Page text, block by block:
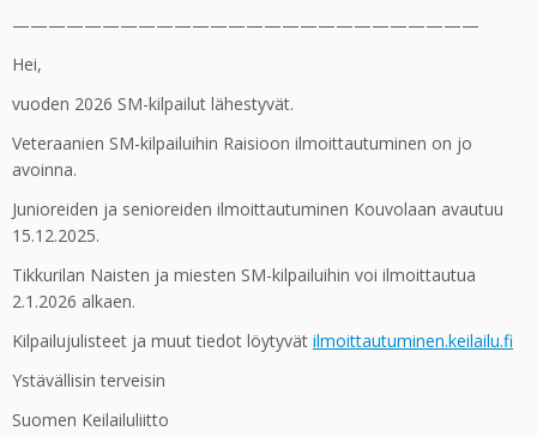
——————————————————————————
Hei,
vuoden 2026 SM-kilpailut lähestyvät.
Veteraanien SM-kilpailuihin Raisioon ilmoittautuminen on jo
avoinna.
Junioreiden ja senioreiden ilmoittautuminen Kouvolaan avautuu
15.12.2025.
Tikkurilan Naisten ja miesten SM-kilpailuihin voi ilmoittautua
2.1.2026 alkaen.
Kilpailujulisteet ja muut tiedot löytyvät ilmoittautuminen.keilailu.fi
Ystävällisin terveisin
Suomen Keilailuliitto